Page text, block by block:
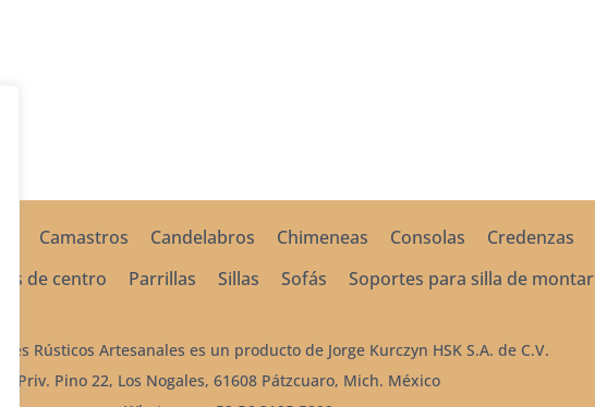
Camastros Candelabros Chimeneas Consolas Credenzas
de centro Parrillas Sillas Sofás Soportes para silla de montar
Rústicos Artesanales es un producto de Jorge Kurczyn HSK S.A. de C.V.
Priv. Pino 22, Los Nogales, 61608 Pátzcuaro, Mich. México